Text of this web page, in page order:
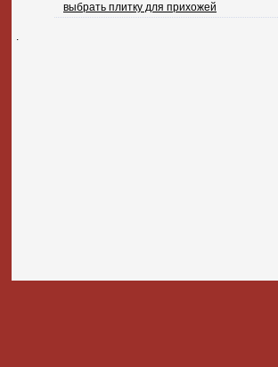
выбрать плитку для прихожей
.